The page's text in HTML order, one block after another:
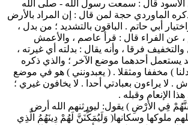
الأسود قال : سمعت رسول الله - صلى الله
الماوردي حجة لمن قال : إن المراد بالأرض
أبي حاتم . الباقون بالتشديد ؛ من بدل ،
، عن الفراء قال : قرأ عاصم ، والأعمش
فرقا ، وأنه يقال : بدلته أي غيرته ،
يستعمل أحدهما موضع الآخر ؛ والذي ذكره
) مخففا ومثقلا . ( يعبدونني ) هو في موضع
. لا يراءون بعبادتي أحدا . لا يخافون غيري ؛
الإنعام وقبله .
فِي الأرْضِ ) يقول: ليورثنهم الله أرض
ملوكها وسكانها( وَلَيُمَكِّنَنَّ لَهُمْ دِينَهُمُ الَّذِي